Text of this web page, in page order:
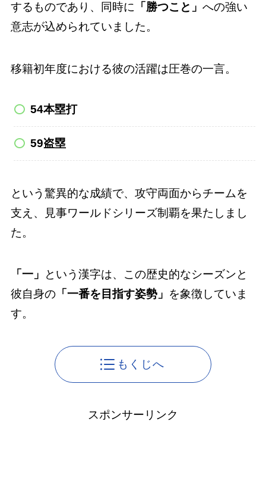
するものであり、同時に 「勝つこと」 への強い
意志が込められていました。
移籍初年度における彼の活躍は圧巻の一言。
54本塁打
59盗塁
という驚異的な成績で、攻守両面からチームを
支え、見事ワールドシリーズ制覇を果たしまし
た。
「一」
という漢字は、この歴史的なシーズンと
彼自身の「一番を目指す姿勢」 を象徴していま
す。
もくじへ
スポンサーリンク